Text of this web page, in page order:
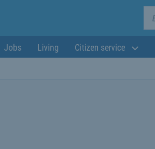
Jobs Living Citizen service